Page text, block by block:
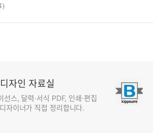
자인 자료실
스, 달력·서식 PDF, 인쇄·편집
자이너가 직접 정리합니다.